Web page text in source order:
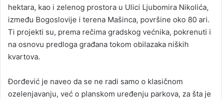
hektara, kao i zelenog prostora u Ulici Ljubomira Nikolića,
između Bogoslovije i terena Mašinca, površine oko 80 ari.
Ti projekti su, prema rečima gradskog većnika, pokrenuti i
na osnovu predloga građana tokom obilazaka niških
kvartova.
Đorđević je naveo da se ne radi samo o klasičnom
ozelenjavanju, već o planskom uređenju parkova, za šta je